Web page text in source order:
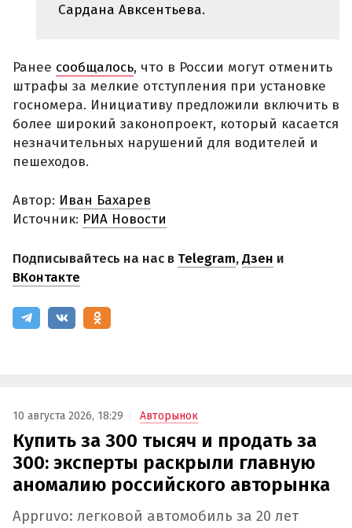
Сардана Авксентьева.
Ранее сообщалось, что в России могут отменить
штрафы за мелкие отступления при установке
госномера. Инициативу предложили включить в
более широкий законопроект, который касается
незначительных нарушений для водителей и
пешеходов.
Автор: Иван Бахарев
Источник: РИА Новости
Подписывайтесь на нас в Telegram,Дзен и
ВКонтакте
10 августа 2026, 18:29 Авторынок
Купить за 300 тысяч и продать за
300: эксперты раскрыли главную
аномалию российского авторынка
Appruvo: легковой автомобиль за 20 лет